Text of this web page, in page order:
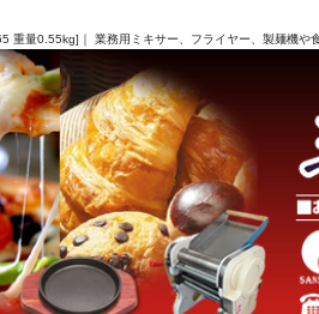
量0.55kg]｜ 業務用ミキサー、フライヤー、製麺機や